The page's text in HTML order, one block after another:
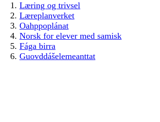
Læring og trivsel
Læreplanverket
Oahppoplánat
Norsk for elever med samisk
Fága birra
Guovddášelemeanttat